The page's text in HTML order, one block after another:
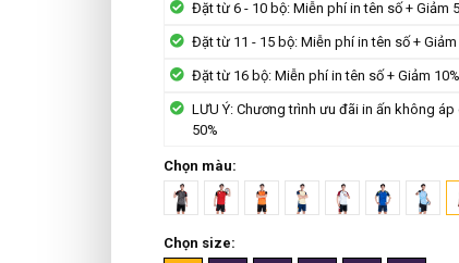
Đặt từ 6 - 10 bộ: Miễn phí in tên số + Giảm
Đặt từ 11 - 15 bộ: Miễn phí in tên số + Giảm
Đặt từ 16 bộ: Miễn phí in tên số + Giảm 10%
LƯU Ý: Chương trình ưu đãi in ấn không
50%
Chọn màu:
Chọn size: